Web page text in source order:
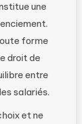
une
forme
droit de
entre
salariés.
et ne